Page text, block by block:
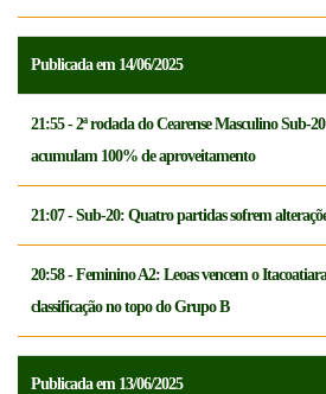
Publicada em 14/06/2025
21:55 - 2ª rodada do Cearense Masculino Sub-
acumulam 100% de aproveitamento
21:07 - Sub-20: Quatro partidas sofrem
20:58 - Feminino A2: Leoas vencem o
classificação no topo do Grupo B
Publicada em 13/06/2025